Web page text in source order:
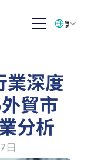
業深度
貿市
分析
日
繁体中文